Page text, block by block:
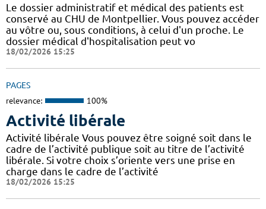
Le dossier administratif et médical des patients est
conservé au CHU de Montpellier. Vous pouvez accéder
au vôtre ou, sous conditions, à celui d'un proche. Le
dossier médical d'hospitalisation peut vo
18/02/2026 15:25
PAGES
relevance: 100%
Activité libérale
Activité libérale Vous pouvez être soigné soit dans le
cadre de l’activité publique soit au titre de l’activité
libérale. Si votre choix s’oriente vers une prise en
charge dans le cadre de l’activité
18/02/2026 15:25